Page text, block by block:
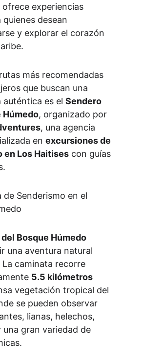
ofrece experiencias
quienes desean
y explorar el corazón
más recomendadas
que buscan una
auténtica es el Sendero
Húmedo, organizado por
, una agencia
en excursiones de
en Los Haitises con guías
de Senderismo en el
Bosque Húmedo
una aventura natural
La caminata recorre
5.5 kilómetros
vegetación tropical del
se pueden observar
lianas, helechos,
una gran variedad de